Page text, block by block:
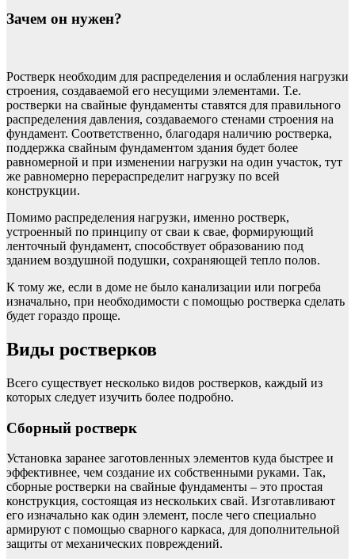
Зачем он нужен?
Ростверк необходим для распределения и ослабления нагрузки
строения, создаваемой его несущими элементами. Т.е.
ростверки на свайные фундаменты ставятся для правильного
распределения давления, создаваемого стенами строения на
фундамент. Соответственно, благодаря наличию ростверка,
поддержка свайным фундаментом здания будет более
равномерной и при изменении нагрузки на один участок, тут
же равномерно перераспределит нагрузку по всей
конструкции.
Помимо распределения нагрузки, именно ростверк,
устроенный по принципу от сваи к свае, формирующий
ленточный фундамент, способствует образованию под
зданием воздушной подушки, сохраняющей тепло полов.
К тому же, если в доме не было канализации или погреба
изначально, при необходимости с помощью ростверка сделать
будет гораздо проще.
Виды ростверков
Всего существует несколько видов ростверков, каждый из
которых следует изучить более подробно.
Сборный ростверк
Установка заранее заготовленных элементов куда быстрее и
эффективнее, чем создание их собственными руками. Так,
сборные ростверки на свайные фундаменты – это простая
конструкция, состоящая из нескольких свай. Изготавливают
его изначально как один элемент, после чего специально
армируют с помощью сварного каркаса, для дополнительной
защиты от механических повреждений.